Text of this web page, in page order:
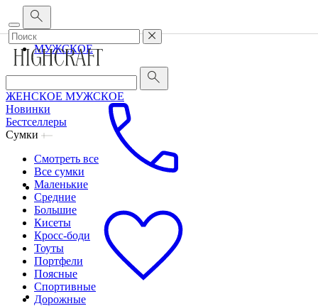
Корпоративным клиентам
ЖЕНСКОЕ
МУЖСКОЕ
ЖЕНСКОЕ МУЖСКОЕ
Новинки
Бестселлеры
Сумки
Смотреть все
Все сумки
Маленькие
Средние
Большие
Кисеты
Кросс-боди
Тоуты
Портфели
Поясные
Спортивные
Дорожные